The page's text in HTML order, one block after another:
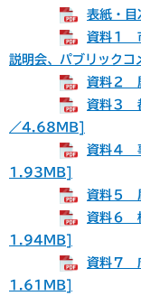
表紙・
資料１
説明会、パブリック
資料２
資料３
／4.68MB]
資料４
1.93MB]
資料５
資料６
1.94MB]
資料７
1.61MB]